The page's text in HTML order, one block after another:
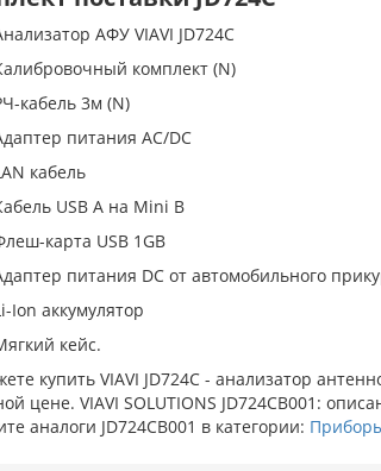
АФУ VIAVI JD724C
комплект (N)
кабель 3м (N)
питания AC/DC
кабель
USB A на Mini B
карта USB 1GB
питания DC от автомобильного
Ion аккумулятор
кейс.
купить VIAVI JD724C - анализатор
цене. VIAVI SOLUTIONS JD724CB001:
аналоги JD724CB001 в категории: